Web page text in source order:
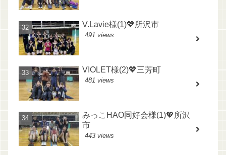
V.Lavie様(1)💖所沢市
491 views
VIOLET様(2)💖三芳町
481 views
みっこHAO同好会様(1)💖所沢
市
443 views